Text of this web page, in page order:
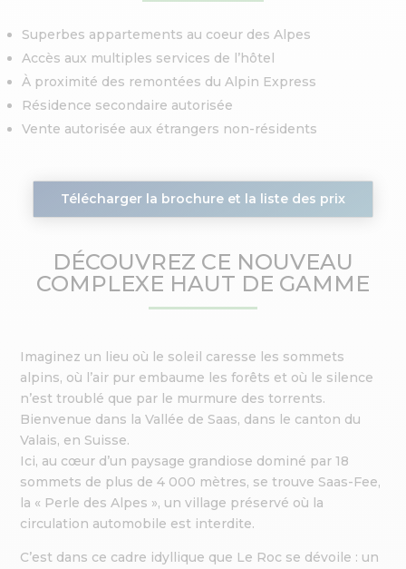
Superbes appartements au coeur des Alpes
Accès aux multiples services de l’hôtel
À proximité des remontées du Alpin Express
Résidence secondaire autorisée
Vente autorisée aux étrangers non-résidents
Télécharger la brochure et la liste des prix
DÉCOUVREZ CE NOUVEAU
COMPLEXE HAUT DE GAMME
Imaginez un lieu où le soleil caresse les sommets
alpins, où l’air pur embaume les forêts et où le silence
n’est troublé que par le murmure des torrents.
Bienvenue dans la Vallée de Saas, dans le canton du
Valais, en Suisse.
Ici, au cœur d’un paysage grandiose dominé par 18
sommets de plus de 4 000 mètres, se trouve Saas-Fee,
la « Perle des Alpes », un village préservé où la
circulation automobile est interdite.
C’est dans ce cadre idyllique que Le Roc se dévoile : un